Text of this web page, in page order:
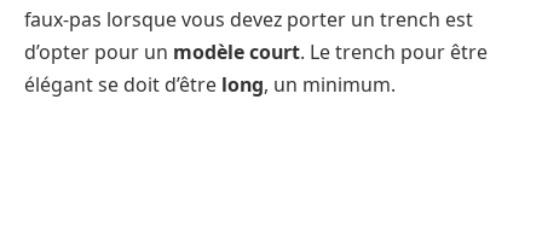
faux-pas lorsque vous devez porter un trench est
d’opter pour un modèle court. Le trench pour être
élégant se doit d’être long, un minimum.